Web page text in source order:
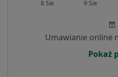
8 Sie 9 Sie
Umawianie online
Pokaż